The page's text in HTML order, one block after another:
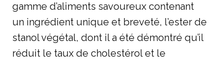
gamme d’aliments savoureux contenant
un ingrédient unique et breveté, l’ester de
stanol végétal, dont il a été démontré qu’il
réduit le taux de cholestérol et le